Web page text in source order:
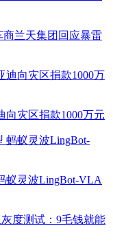
兰天集团回应暴雷
向灾区捐款1000万元
蚁灵波LingBot-VLA